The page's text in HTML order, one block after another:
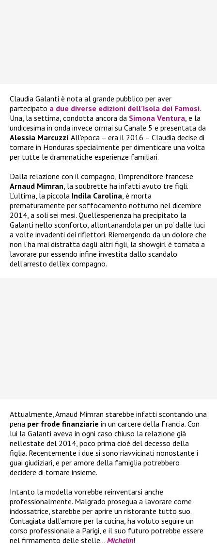
Claudia Galanti è nota al grande pubblico per aver
partecipato a due diverse edizioni dell’Isola dei Famosi.
Una, la settima, condotta ancora da Simona Ventura, e la
undicesima in onda invece ormai su Canale 5 e presentata da
Alessia Marcuzzi. All’epoca – era il 2016 – Claudia decise di
tornare in Honduras specialmente per dimenticare una volta
per tutte le drammatiche esperienze familiari.
Dalla relazione con il compagno, l’imprenditore francese
Arnaud Mimran, la soubrette ha infatti avuto tre figli.
L’ultima, la piccola Indila Carolina, è morta
prematuramente per soffocamento notturno nel dicembre
2014, a soli sei mesi. Quell’esperienza ha precipitato la
Galanti nello sconforto, allontanandola per un po’ dalle luci
a volte invadenti dei riflettori. Riemergendo da un dolore che
non l’ha mai distratta dagli altri figli, la showgirl è tornata a
lavorare pur essendo infine investita dallo scandalo
dell’arresto dell’ex compagno.
Attualmente, Arnaud Mimran starebbe infatti scontando una
pena per frode finanziarie in un carcere della Francia. Con
lui la Galanti aveva in ogni caso chiuso la relazione già
nell’estate del 2014, poco prima cioè del decesso della
figlia. Recentemente i due si sono riavvicinati nonostante i
guai giudiziari, e per amore della famiglia potrebbero
decidere di tornare insieme.
Intanto la modella vorrebbe reinventarsi anche
professionalmente. Malgrado prosegua a lavorare come
indossatrice, starebbe per aprire un ristorante tutto suo.
Contagiata dall’amore per la cucina, ha voluto seguire un
corso professionale a Parigi, e il suo futuro potrebbe essere
nel firmamento delle stelle… Michelin!